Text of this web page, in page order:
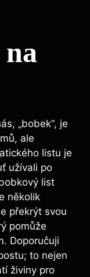
„bobek“, je
ale
listu je
užívali⁤ po
list⁢
několik
překrýt svou
pomůže
Doporučuji
to nejen
živiny pro